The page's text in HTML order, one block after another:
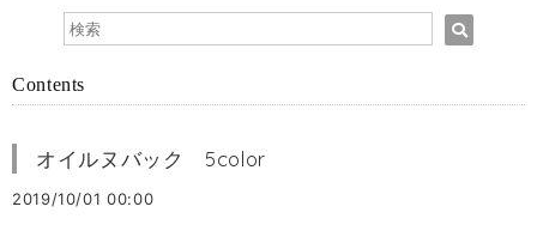
Contents
オイルヌバック 5color
2019/10/01 00:00